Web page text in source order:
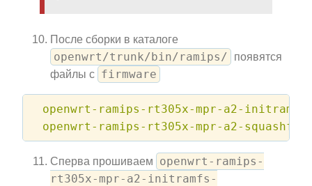
После сборки в каталоге
openwrt/trunk/bin/ramips/
появятся
файлы с firmware
openwrt-ramips-rt305x-mpr-a2-initramfs-
openwrt-ramips-rt305x-mpr-a2-squashfs-
Сперва прошиваем
openwrt-ramips-
rt305x-mpr-a2-initramfs-